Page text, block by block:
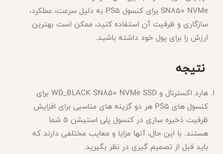
SN850 NVMe برای کنسول PS5 به دلیل سرعت، عملکرد،
سازگاری و ظرفیت آن استفاده کنید، ممکن است بهترین
ارزش را برای پول خود داشته باشید.
نتیجه
هارد اکسترنال و
WD_BLACK SN850 NVMe SSD برای
کنسول های PS5 هر دو گزینه های مناسبی برای افزایش
ظرفیت ذخیره سازی در کنسول پلی استیشن 5 شما
هستند. با این حال، آنها مزایا و معایب مختلفی دارند که
باید قبل از تصمیم گیری در نظر بگیرید.